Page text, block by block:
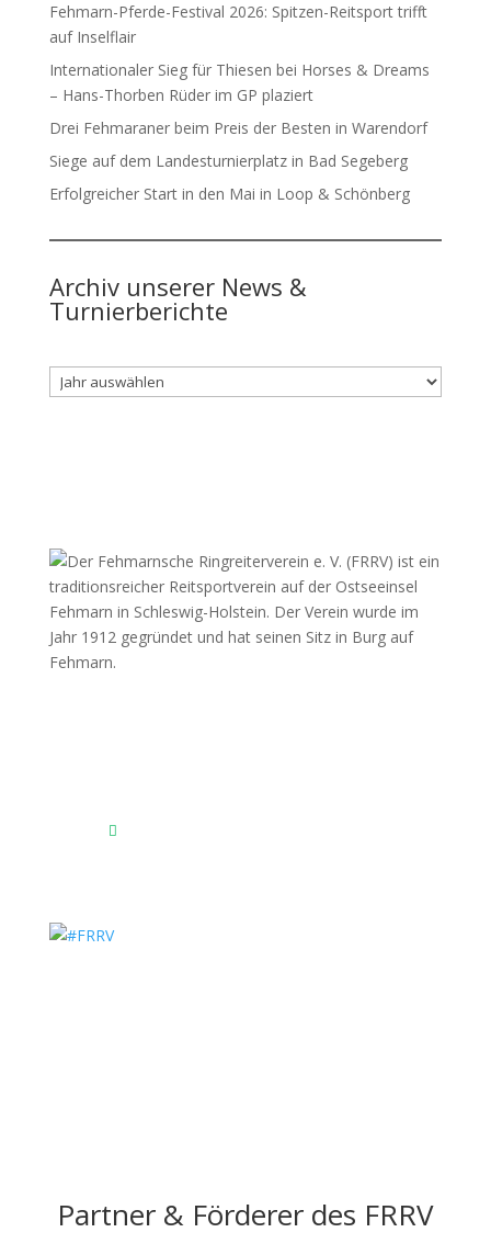
Fehmarn-Pferde-Festival 2026: Spitzen-Reitsport trifft
auf Inselflair
Internationaler Sieg für Thiesen bei Horses & Dreams
– Hans-Thorben Rüder im GP plaziert
Drei Fehmaraner beim Preis der Besten in Warendorf
Siege auf dem Landesturnierplatz in Bad Segeberg
Erfolgreicher Start in den Mai in Loop & Schönberg
Archiv unserer News &
Turnierberichte
Archiv

Partner & Förderer des FRRV